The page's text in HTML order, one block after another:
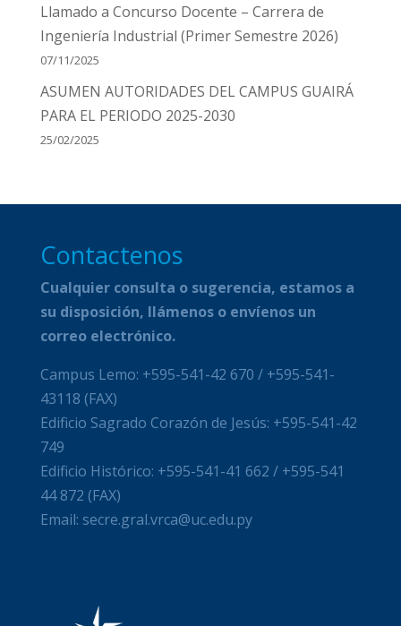
Llamado a Concurso Docente – Carrera de
Ingeniería Industrial (Primer Semestre 2026)
07/11/2025
ASUMEN AUTORIDADES DEL CAMPUS GUAIRÁ
PARA EL PERIODO 2025-2030
25/02/2025
Contactenos
Cualquier consulta o sugerencia, estamos a
su disposición, llámenos o envíenos un
correo electrónico.
Campus Lemo: +595-541-42 670 / +595-541-
43118 (FAX)
Edificio Sagrado Corazón de Jesús: +595-541-42
749
Edificio Histórico: +595-541-41 662 / +595-541
44 872 (FAX)
Email: secre.gral.vrca@uc.edu.py